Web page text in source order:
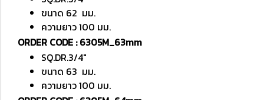
ขนาด 62 มม.
ความยาว 100 มม.
ORDER CODE : 6305M_63mm
SQ.DR.3/4"
ขนาด 63 มม.
ความยาว 100 มม.